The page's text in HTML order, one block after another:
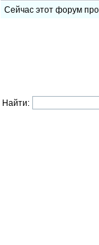
Сейчас этот форум
Найти: